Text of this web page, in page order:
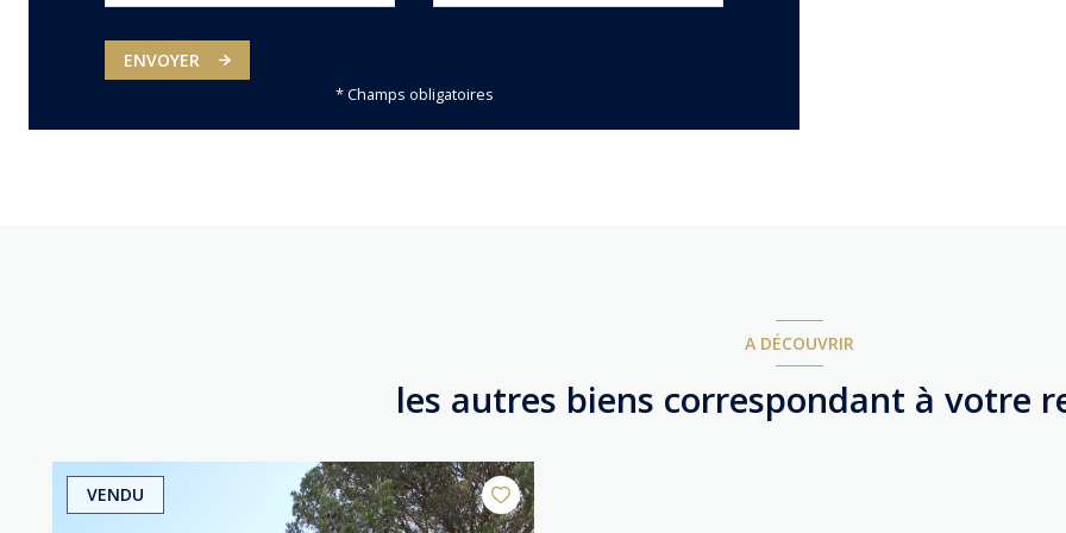
ENVOYER
* Champs obligatoires
A DÉCOUVRIR
les autres biens correspondant à votre
VENDU